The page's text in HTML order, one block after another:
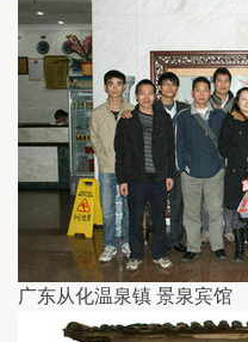
广东从化温泉镇 景泉宾馆